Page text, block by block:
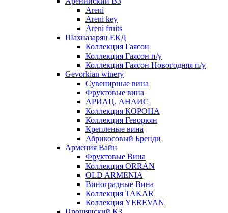
Areni
Areni key
Areni fruits
Шахназарян ЕКД
Коллекция Гаясон
Коллекция Гаясон п/у
Коллекция Гаясон Новогодняя п/у
Gevorkian winery
Сувенирные вина
Фруктовые вина
АРИАЦ. АНАИС
Коллекция КОРОНА
Коллекция Геворкян
Крепленые вина
Абрикосовый Бренди
Армения Вайн
Фруктовые Вина
Коллекция ORRAN
OLD ARMENIA
Виноградные Вина
Коллекция TAKAR
Коллекция YEREVAN